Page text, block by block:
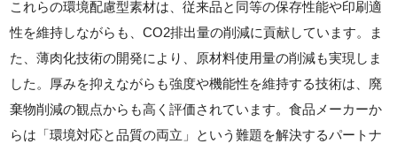
これらの環境配慮型素材は、従来品と同等の保存性能や印刷適
性を維持しながらも、CO2排出量の削減に貢献しています。ま
た、薄肉化技術の開発により、原材料使用量の削減も実現しま
した。厚みを抑えながらも強度や機能性を維持する技術は、廃
棄物削減の観点からも高く評価されています。食品メーカーか
らは「環境対応と品質の両立」という難題を解決するパートナ